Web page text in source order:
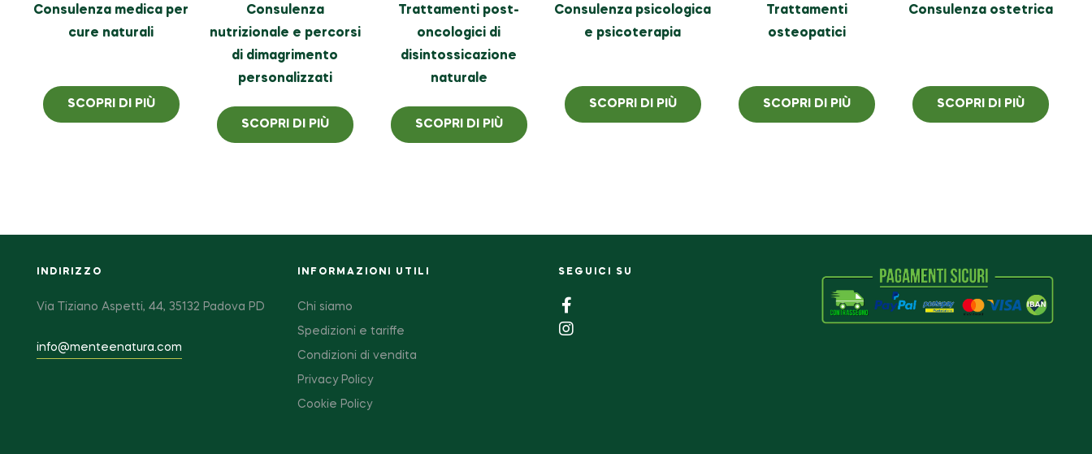
Consulenza medica per
cure naturali
SCOPRI DI PIÙ
Consulenza
nutrizionale e percorsi
di dimagrimento
personalizzati
SCOPRI DI PIÙ
Trattamenti post-
oncologici di
disintossicazione
naturale
SCOPRI DI PIÙ
Consulenza psicologica
e psicoterapia
SCOPRI DI PIÙ
Trattamenti
osteopatici
SCOPRI DI PIÙ
Consulenza ostetrica
SCOPRI DI PIÙ
INDIRIZZO
Via Tiziano Aspetti, 44, 35132 Padova PD
info@menteenatura.com
INFORMAZIONI UTILI
Chi siamo
Spedizioni e tariffe
Condizioni di vendita
Privacy Policy
Cookie Policy
SEGUICI SU